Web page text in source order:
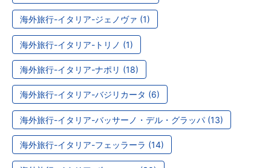
海外旅行-イタリア-ジェノヴァ (1)
海外旅行-イタリア-トリノ (1)
海外旅行-イタリア-ナポリ (18)
海外旅行-イタリア-バジリカータ (6)
海外旅行-イタリア-バッサーノ・デル・グラッパ (13)
海外旅行-イタリア-フェッラーラ (14)